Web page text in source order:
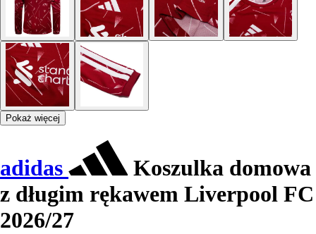
Pokaż więcej
adidas
Koszulka domowa
z długim rękawem Liverpool FC
2026/27